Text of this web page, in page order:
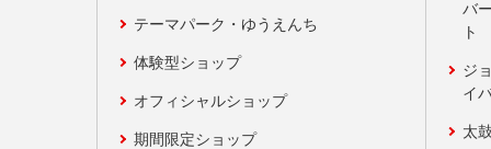
テーマパーク・ゆうえんち
体験型ショップ
オフィシャルショップ
期間限定ショップ
バ
ト
ジ
イ
太